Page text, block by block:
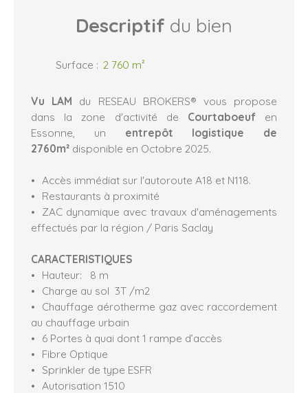
Descriptif du bien
Surface : 2 760 m²
Vu LAM du RESEAU BROKERS® vous propose
dans la zone d'activité de Courtaboeuf en
Essonne, un entrepôt logistique de
2760m² disponible en Octobre 2025.
Accès immédiat sur l'autoroute A18 et N118.
Restaurants à proximité
ZAC dynamique avec travaux d'aménagements
effectués par la région / Paris Saclay
CARACTERISTIQUES
Hauteur: 8 m
Charge au sol 3T /m2
Chauffage aérotherme gaz avec raccordement
au chauffage urbain
6 Portes à quai dont 1 rampe d’accès
Fibre Optique
Sprinkler de type ESFR
Autorisation 1510